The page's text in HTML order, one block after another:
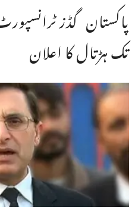
پاکستان گڈز
تک ہڑتال کا اعلان